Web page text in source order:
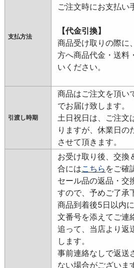
支払方法
ご注文時にお支払い
【代金引換】
商品受け取りの際に
方へ商品代金・送料
いください。
引渡し時期
商品はご注文を頂い
でお届け致します。
土日祝日は、ご注文
りますが、休業日の
させて頂きます。
お受け取り後、交換
合にはこちら をご確
セール品の返品・交
すので、予めご了承
商品到着後5日以内
文番号を添えてご連
追って、当店より返
します。
事前連絡なしで返送
ない場合がございま